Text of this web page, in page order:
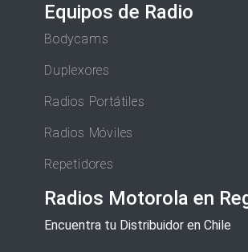
Equipos de Radio
Bodycams
Duplexores
Radios Portátiles
Radios Móviles
Repetidores
Radios Motorola en
Encuentra tu Distribuidor en Chile